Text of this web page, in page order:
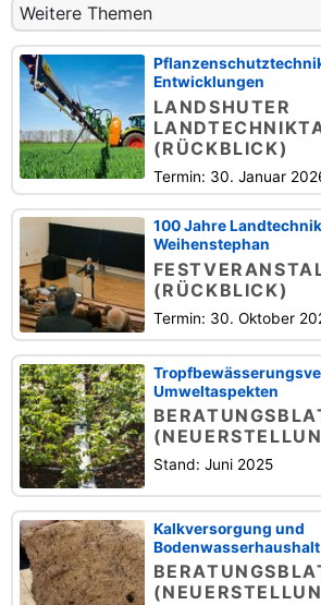
Weitere Themen
Entwicklungen
LANDSHUTER
(RÜCKBLICK)
Termin: 30. Januar
100 Jahre
Weihenstephan
(RÜCKBLICK)
Termin: 30. Oktober
Umweltaspekten
Stand: Juni 2025
Kalkversorgung und
Bodenwasserhaushalt